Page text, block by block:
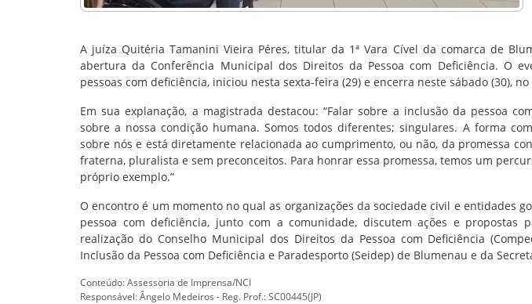
A juíza Quitéria Tamanini Vieira Péres, titular da 1ª Vara Cível da comarca de
abertura da Conferência Municipal dos Direitos da Pessoa com Deficiência. O
pessoas com deficiência, iniciou nesta sexta-feira (29) e encerra neste sábado (30),
Em sua explanação, a magistrada destacou: “Falar sobre a inclusão da pessoa
sobre a nossa condição humana. Somos todos diferentes; singulares. A forma
sobre nós e está diretamente relacionada ao cumprimento, ou não, da promessa
fraterna, pluralista e sem preconceitos. Para honrar essa promessa, temos um
próprio exemplo.”
O encontro é um momento no qual as organizações da sociedade civil e entidades
pessoa com deficiência, junto com a comunidade, discutem ações e propostas
realização do Conselho Municipal dos Direitos da Pessoa com Deficiência
Inclusão da Pessoa com Deficiência e Paradesporto (Seidep) de Blumenau e da
Conteúdo: Assessoria de Imprensa/NCI
Responsável: Ângelo Medeiros - Reg. Prof.: SC00445(JP)